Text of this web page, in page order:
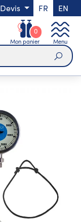
Devis FR EN
Mon panier
0
Menu